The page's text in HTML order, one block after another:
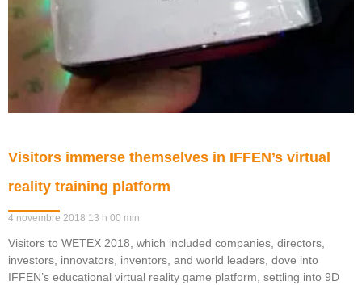
Visitors immerse themselves in IFFEN’s virtual
reality training platform
4 novembre 2018 13 h 00 min
Visitors to WETEX 2018, which included companies, directors,
investors, innovators, inventors, and world leaders, dove into
IFFEN’s educational virtual reality game platform, settling into 9D